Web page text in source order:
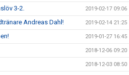
3-2. 2019-02-17 09:06
Andreas Dahl! 2019-02-14 21:25
2019-01-27 16:45
2018-12-06 09:20
2018-12-03 08:50